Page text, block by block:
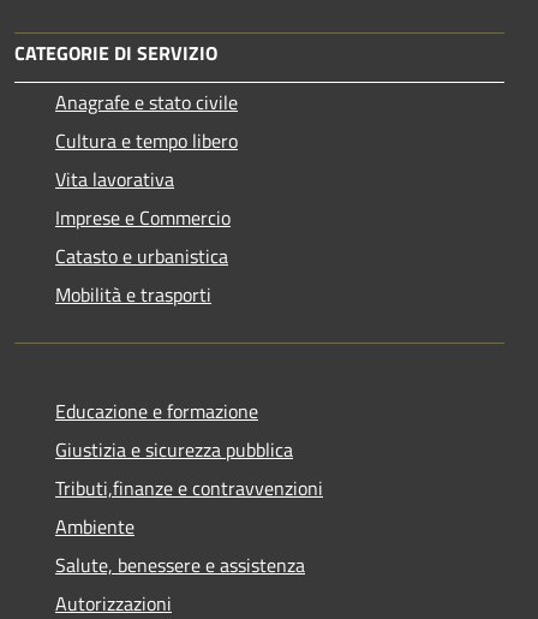
CATEGORIE DI SERVIZIO
Anagrafe e stato civile
Cultura e tempo libero
Vita lavorativa
Imprese e Commercio
Catasto e urbanistica
Mobilità e trasporti
Educazione e formazione
Giustizia e sicurezza pubblica
Tributi,finanze e contravvenzioni
Ambiente
Salute, benessere e assistenza
Autorizzazioni